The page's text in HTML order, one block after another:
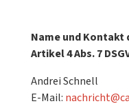
Name und
Artikel 4 Abs. 7
Andrei Schnell
E-Mail: